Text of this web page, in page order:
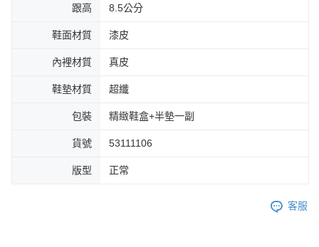
跟高 8.5公分
鞋面材質 漆皮
內裡材質 真皮
鞋墊材質 超纖
包裝 精緻鞋盒+半墊一副
貨號 53111106
版型 正常
客服